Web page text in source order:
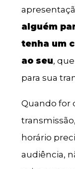
alguém
tenha um
ao seu,
para sua
Quando for
horário
audiência,